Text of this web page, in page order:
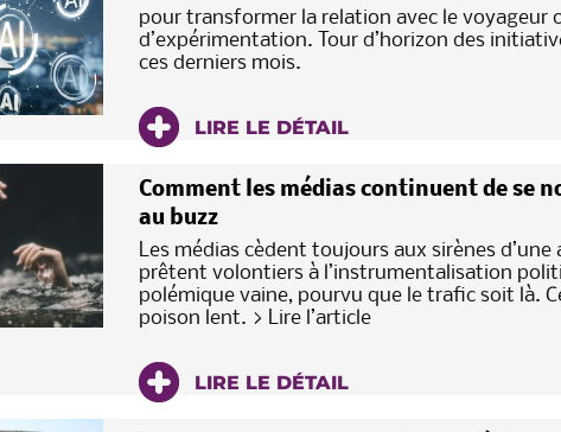
pour transformer la relation avec le voyageur
d’expérimentation. Tour d’horizon des
ces derniers mois.
LIRE LE DÉTAIL
Comment les médias continuent de se
au buzz
Les médias cèdent toujours aux sirènes d’une
prêtent volontiers à l’instrumentalisation
polémique vaine, pourvu que le trafic soit là.
poison lent. > Lire l’article
LIRE LE DÉTAIL